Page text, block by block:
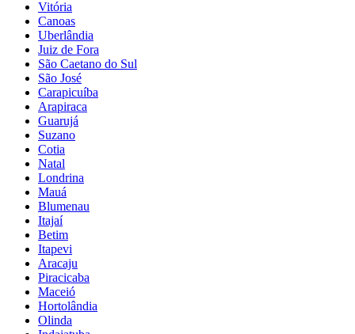
Vitória
Canoas
Uberlândia
Juiz de Fora
São Caetano do Sul
São José
Carapicuíba
Arapiraca
Guarujá
Suzano
Cotia
Natal
Londrina
Mauá
Blumenau
Itajaí
Betim
Itapevi
Aracaju
Piracicaba
Maceió
Hortolândia
Olinda